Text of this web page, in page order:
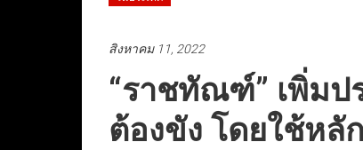
สิงหาคม 11, 2022
“ราชทัณฑ์” เพิ่ม
ต้องขัง โดยใช้หลั